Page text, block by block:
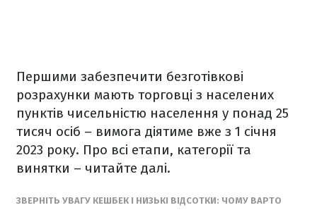
Першими забезпечити безготівкові
розрахунки мають торговці з населених
пунктів чисельністю населення у понад 25
тисяч осіб – вимога діятиме вже з 1 січня
2023 року. Про всі етапи, категорії та
винятки – читайте далі.
ЗВЕРНІТЬ УВАГУ КЕШБЕК І НИЗЬКІ ВІДСОТКИ: ЧОМУ ВАРТО